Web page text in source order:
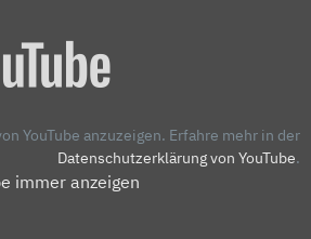
YouTube anzuzeigen. Erfahre mehr in der
Datenschutzerklärung von YouTube.
immer anzeigen